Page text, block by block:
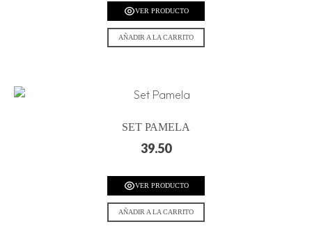
VER PRODUCTO
AÑADIR A LA CARRITO
SET PAMELA
39.50
VER PRODUCTO
AÑADIR A LA CARRITO